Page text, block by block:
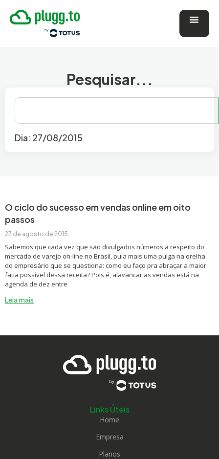
Pesquisar...
Dia: 27/08/2015
O ciclo do sucesso em vendas online em oito
passos
27 de agosto de 2015
Sabemos que cada vez que são divulgados números a respeito do
mercado de varejo on-line no Brasil, pula mais uma pulga na orelha
do empresário que se questiona: como eu faço pra abraçar a maior
fatia possível dessa receita? Pois é, alavancar as vendas está na
agenda de dez entre
Leia mais
Links Úteis
Home
Empresa
Planos